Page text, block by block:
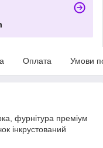
Оплата Умови
фурнітура преміум
інкрустований